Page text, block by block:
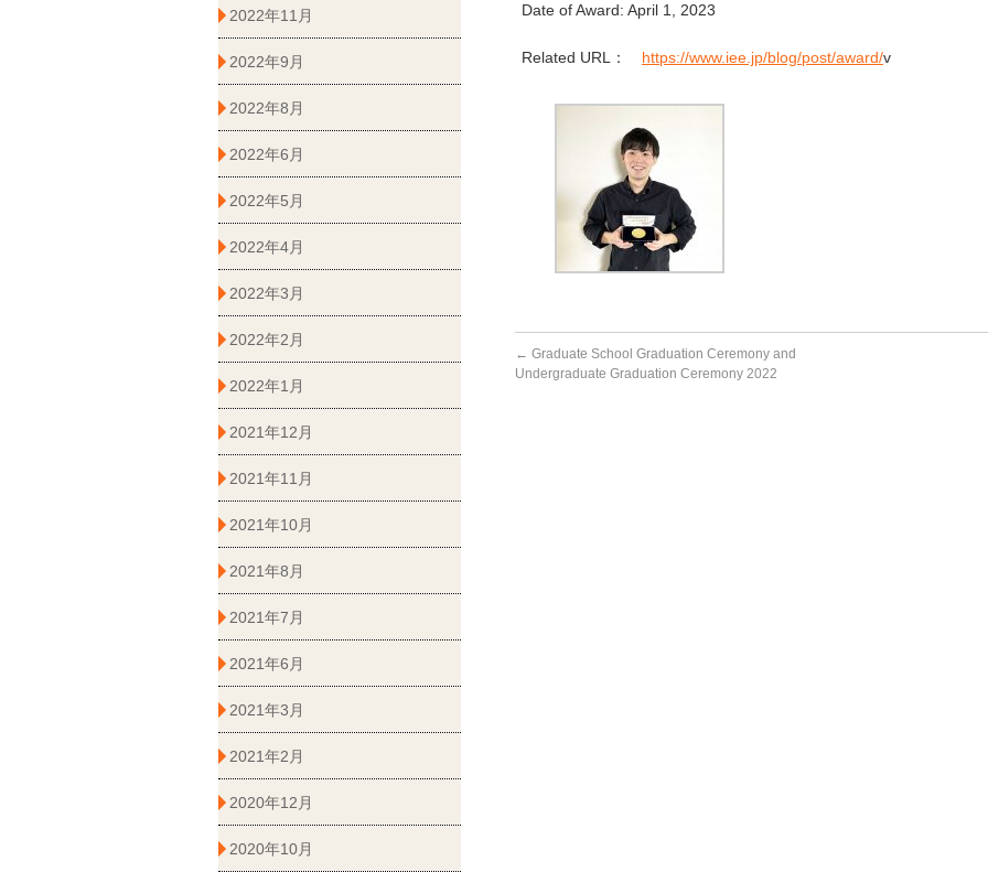
Date of Award: April 1, 2023
Related URL： https://www.iee.jp/blog/post/award/v
← Graduate School Graduation Ceremony and
Undergraduate Graduation Ceremony 2022
2022年11月
2022年9月
2022年8月
2022年6月
2022年5月
2022年4月
2022年3月
2022年2月
2022年1月
2021年12月
2021年11月
2021年10月
2021年8月
2021年7月
2021年6月
2021年3月
2021年2月
2020年12月
2020年10月